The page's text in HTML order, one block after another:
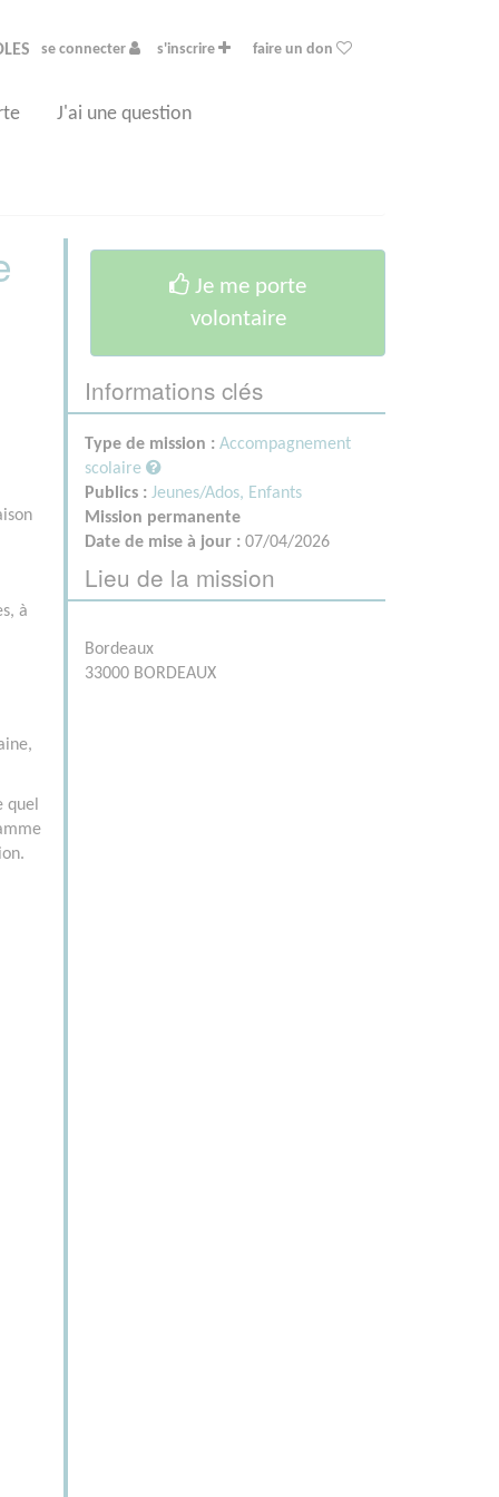
se connecter s'inscrire faire un don
J'ai une question
à
quel
Je me porte
volontaire
Informations clés
Type de mission : Accompagnement
scolaire
Publics : Jeunes/Ados, Enfants
Mission permanente
Date de mise à jour : 07/04/2026
Lieu de la mission
Bordeaux
33000 BORDEAUX